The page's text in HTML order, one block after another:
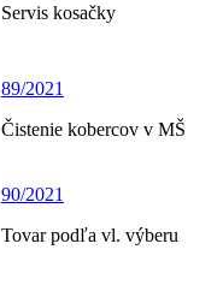
Servis kosačky
89/2021
Čistenie kobercov v MŠ
90/2021
Tovar podľa vl. výberu